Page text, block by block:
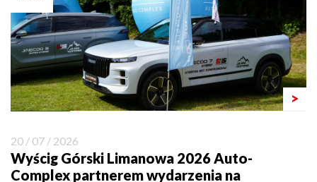
>
20 / 07 / 2026
Wyścig Górski Limanowa 2026 Auto-
Complex partnerem wydarzenia na